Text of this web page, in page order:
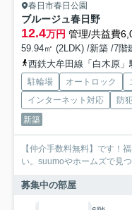
春日市春日公園
ブルージュ春日野
12.4万円 管理/共益費
59.94㎡ (2LDK) /新築 /7階
西鉄大牟田線「白木原」
駐輪場 オートロック
インターネット対応
防
新築
【仲介手数料無料】です！
い。suumoやホームズで見
募集中の部屋